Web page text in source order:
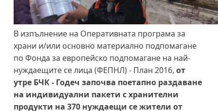
В изпълнение на Оперативната програма за
храни и/или основно материално подпомагане
по Фонда за европейско подпомагане на най-
нуждаещите се лица (ФЕПНЛ) - План 2016, от
утре БЧК - Годеч започва поетапно раздаване
на индивидуални пакети с хранителни
продукти на 370 нуждаещи се жители от